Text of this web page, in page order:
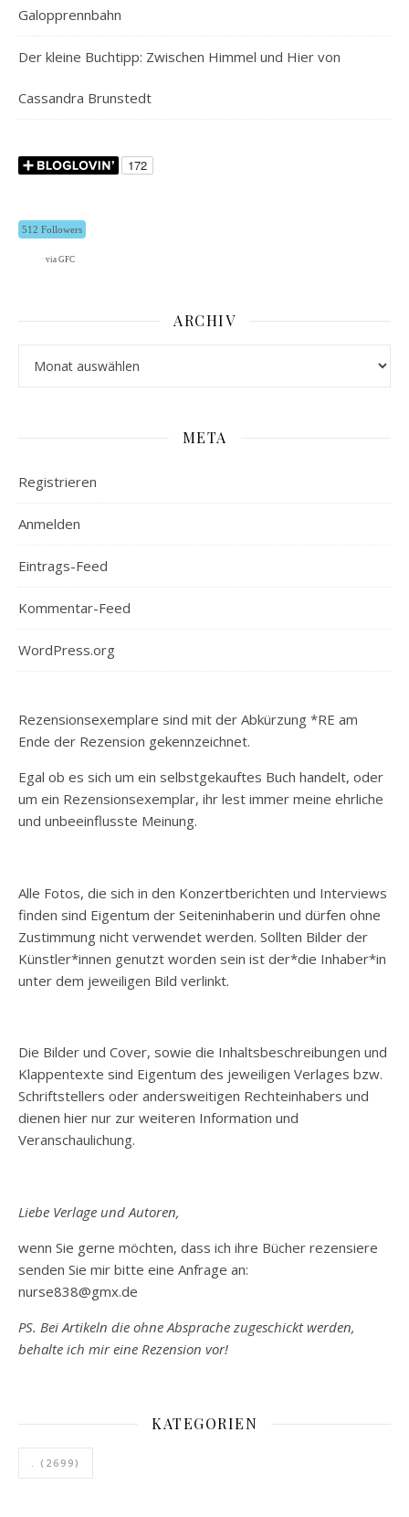
Galopprennbahn
Der kleine Buchtipp: Zwischen Himmel und Hier von
Cassandra Brunstedt
512 Followers
via GFC
ARCHIV
META
Registrieren
Anmelden
Eintrags-Feed
Kommentar-Feed
WordPress.org
Rezensionsexemplare sind mit der Abkürzung *RE am
Ende der Rezension gekennzeichnet.
Egal ob es sich um ein selbstgekauftes Buch handelt, oder
um ein Rezensionsexemplar, ihr lest immer meine ehrliche
und unbeeinflusste Meinung.
Alle Fotos, die sich in den Konzertberichten und Interviews
finden sind Eigentum der Seiteninhaberin und dürfen ohne
Zustimmung nicht verwendet werden. Sollten Bilder der
Künstler*innen genutzt worden sein ist der*die Inhaber*in
unter dem jeweiligen Bild verlinkt.
Die Bilder und Cover, sowie die Inhaltsbeschreibungen und
Klappentexte sind Eigentum des jeweiligen Verlages bzw.
Schriftstellers oder andersweitigen Rechteinhabers und
dienen hier nur zur weiteren Information und
Veranschaulichung.
Liebe Verlage und Autoren,
wenn Sie gerne möchten, dass ich ihre Bücher rezensiere
senden Sie mir bitte eine Anfrage an:
nurse838@gmx.de
PS. Bei Artikeln die ohne Absprache zugeschickt werden,
behalte ich mir eine Rezension vor!
KATEGORIEN
. (2699)